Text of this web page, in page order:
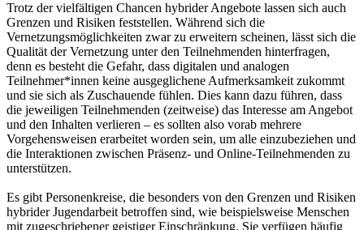
Trotz der vielfältigen Chancen hybrider Angebote lassen sich auch
Grenzen und Risiken feststellen. Während sich die
Vernetzungsmöglichkeiten zwar zu erweitern scheinen, lässt sich die
Qualität der Vernetzung unter den Teilnehmenden hinterfragen,
denn es besteht die Gefahr, dass digitalen und analogen
Teilnehmer*innen keine ausgeglichene Aufmerksamkeit zukommt
und sie sich als Zuschauende fühlen. Dies kann dazu führen, dass
die jeweiligen Teilnehmenden (zeitweise) das Interesse am Angebot
und den Inhalten verlieren – es sollten also vorab mehrere
Vorgehensweisen erarbeitet worden sein, um alle einzubeziehen und
die Interaktionen zwischen Präsenz- und Online-Teilnehmenden zu
unterstützen.
Es gibt Personenkreise, die besonders von den Grenzen und Risiken
hybrider Jugendarbeit betroffen sind, wie beispielsweise Menschen
mit zugeschriebener geistiger Einschränkung. Sie verfügen häufig